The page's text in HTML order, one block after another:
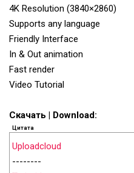
4K Resolution (3840×2860)
Supports any language
Friendly Interface
In & Out animation
Fast render
Video Tutorial
Скачать | Download:
Цитата
Uploadcloud
--------